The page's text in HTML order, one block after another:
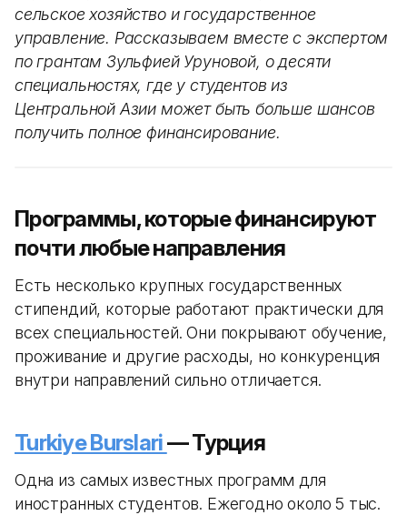
сельское хозяйство и государственное
управление. Рассказываем вместе с экспертом
по грантам Зульфией Уруновой, о десяти
специальностях, где у студентов из
Центральной Азии может быть больше шансов
получить полное финансирование.
Программы, которые финансируют
почти любые направления
Есть несколько крупных государственных
стипендий, которые работают практически для
всех специальностей. Они покрывают обучение,
проживание и другие расходы, но конкуренция
внутри направлений сильно отличается.
Turkiye Burslari— Турция
Одна из самых известных программ для
иностранных студентов. Ежегодно около 5 тыс.